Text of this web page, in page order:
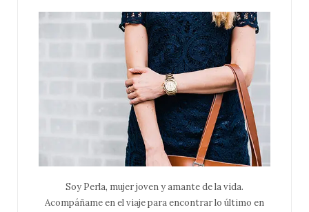
Soy Perla, mujer joven y amante de la vida.
Acompáñame en el viaje para encontrar lo último en